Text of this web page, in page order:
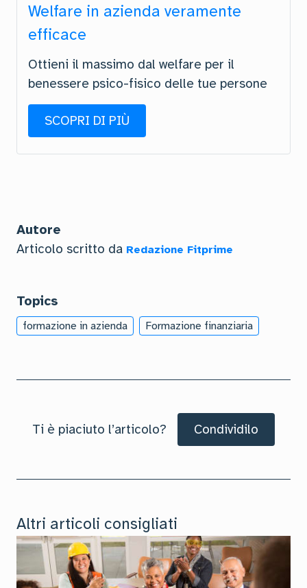
Welfare in azienda veramente
efficace
Ottieni il massimo dal welfare per il
benessere psico-fisico delle tue persone
SCOPRI DI PIÙ
Autore
Articolo scritto da Redazione Fitprime
Topics
formazione in azienda Formazione finanziaria
Ti è piaciuto l’articolo? Condividilo
Altri articoli consigliati